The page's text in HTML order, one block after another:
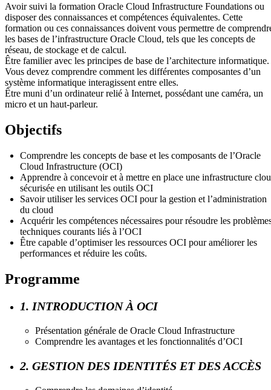
Avoir suivi la formation Oracle Cloud Infrastructure Foundations ou
disposer des connaissances et compétences équivalentes. Cette
formation ou ces connaissances doivent vous permettre de
les bases de l’infrastructure Oracle Cloud, tels que les concepts de
réseau, de stockage et de calcul.
Être familier avec les principes de base de l’architecture informatique.
Vous devez comprendre comment les différentes composantes d’un
système informatique interagissent entre elles.
Être muni d’un ordinateur relié à Internet, possédant une caméra, un
micro et un haut-parleur.
Objectifs
Comprendre les concepts de base et les composants de l’Oracle
Cloud Infrastructure (OCI)
Apprendre à concevoir et à mettre en place une infrastructure
sécurisée en utilisant les outils OCI
Savoir utiliser les services OCI pour la gestion et l’administration
du cloud
Acquérir les compétences nécessaires pour résoudre les
techniques courants liés à l’OCI
Être capable d’optimiser les ressources OCI pour améliorer les
performances et réduire les coûts.
Programme
1. INTRODUCTION À OCI
Présentation générale de Oracle Cloud Infrastructure
Comprendre les avantages et les fonctionnalités d’OCI
2. GESTION DES IDENTITÉS ET DES ACCÈS